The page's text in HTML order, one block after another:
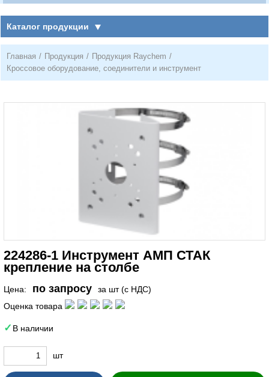
Каталог продукции
Главная / Продукция / Продукция Raychem /
Кроссовое оборудование, соединители и инструмент
224286-1 Инструмент АМП СТАК
крепление на столбе
Цена: по запросу
за шт (с НДС)
Оценка товара
В наличии
шт